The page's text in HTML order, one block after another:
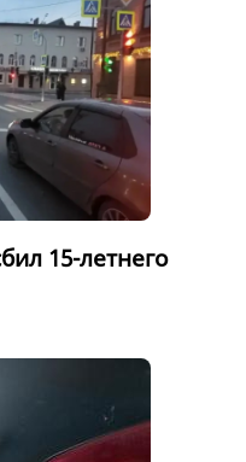
15-летнего